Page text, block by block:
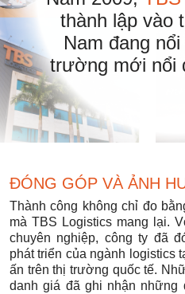
thành lập vào
Nam đang
trường mới nổi
ĐÓNG GÓP VÀ ẢNH
Thành công không chỉ đo
mà TBS Logistics mang lại.
chuyên nghiệp, công ty đã
phát triển của ngành logistics
ấn trên thị trường quốc tế.
danh giá đã ghi nhận những